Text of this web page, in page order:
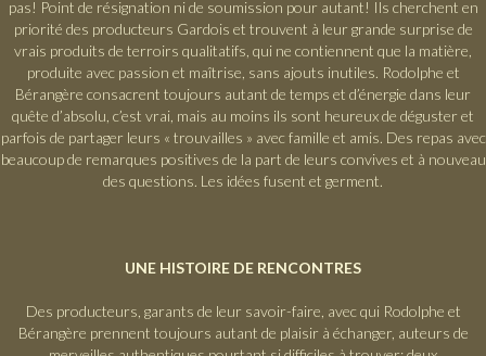
pas! Point de résignation ni de soumission pour autant! Ils cherchent en
priorité des producteurs Gardois et trouvent à leur grande surprise de
vrais produits de terroirs qualitatifs, qui ne contiennent que la matière,
produite avec passion et maîtrise, sans ajouts inutiles. Rodolphe et
Bérangère consacrent toujours autant de temps et d’énergie dans leur
quête d’absolu, c’est vrai, mais au moins ils sont heureux de déguster et
parfois de partager leurs « trouvailles » avec famille et amis. Des repas avec
beaucoup de remarques positives de la part de leurs convives et à nouveau
des questions. Les idées fusent et germent.
UNE HISTOIRE DE RENCONTRES
Des producteurs, garants de leur savoir-faire, avec qui Rodolphe et
Bérangère prennent toujours autant de plaisir à échanger, auteurs de